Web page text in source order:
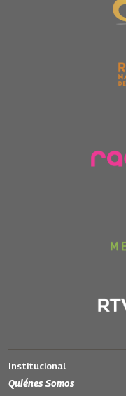
Institucional
Quiénes Somos